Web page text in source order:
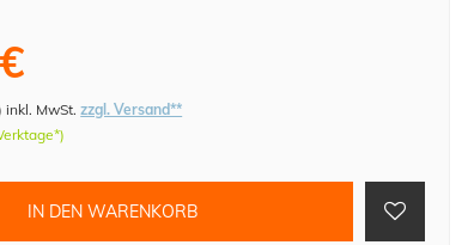
inkl. MwSt.zzgl. Versand**
IN DEN WARENKORB